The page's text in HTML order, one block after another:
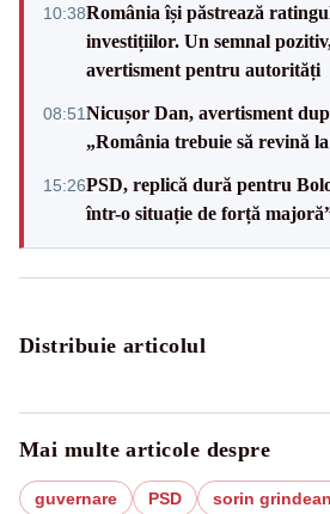
10:38România își păstrează
investițiilor. Un semnal
avertisment pentru autorități
08:51Nicușor Dan, avertisment
„România trebuie să revină
15:26PSD, replică dură pentru
într-o situație de forță
Distribuie articolul
Mai multe articole despre
guvernare PSD sorin